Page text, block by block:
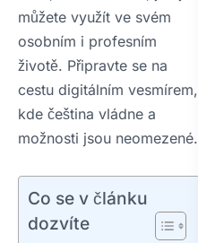
můžete využít ve svém
osobním i profesním
životě. Připravte se na
cestu digitálním vesmírem,
kde čeština vládne a
možnosti jsou neomezené.
Co se v článku
dozvíte